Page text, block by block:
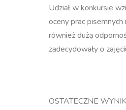
Udział w konkursie
oceny prac
również dużą
zadecydowały o
OSTATECZNE